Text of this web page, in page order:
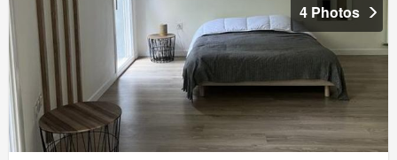
4 Photos